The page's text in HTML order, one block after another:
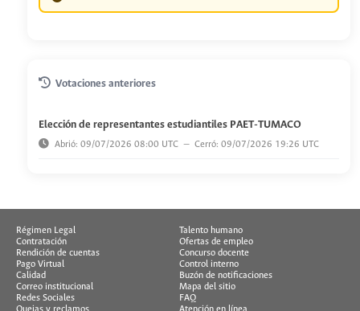
Votaciones anteriores
Elección de representantes estudiantiles PAET-TUMACO
Abrió: 09/07/2026 08:00 UTC — Cerró: 09/07/2026 19:26 UTC
Régimen Legal
Talento humano
Contratación
Ofertas de empleo
Rendición de cuentas
Concurso docente
Pago Virtual
Control interno
Calidad
Buzón de notificaciones
Correo institucional
Mapa del sitio
Redes Sociales
FAQ